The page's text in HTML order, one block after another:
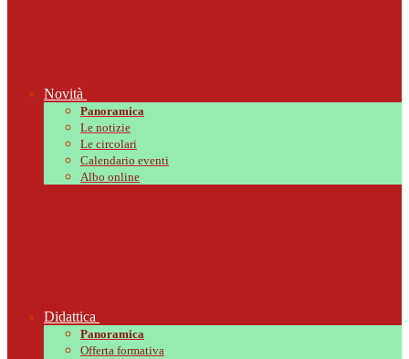
Novità
Panoramica
Le notizie
Le circolari
Calendario eventi
Albo online
Didattica
Panoramica
Offerta formativa